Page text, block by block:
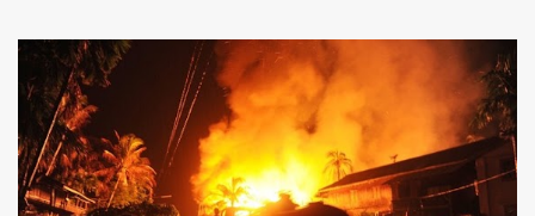
တယ္။ ပန္းပန္တယ္။ မိန္းကေလး အဝတ္အစားေတြကိုလည္း ခုိးဝတ္တ
ယ္။ မိန္းမစိတ္ရွိေတာ့ ရွိေပမယ့္ ကိုယ့္ကိုယ္ကို မိန္းမစိတ္ေပါက္မွန္း
သိတာက ၉ တန္း၊ ၁၀ တန္းေလာက္ကမွ။ ညီအစ္ကို ေမာင္နွမ အားလံုး ၆
ေယာက္ရွိတယ္။ အစ္ကို ၃ ေယာက္၊ အစ္မ ႏွစ္ေယာက္။ အစ္ကိုေတြက
လည္း သူ႔ အေပါင္းအသင္းနဲ႔ သူဆိုေတာ့ အမေတြနဲ႔ဘဲ ေပါ
င္းတယ္။ ျပီးေတာ့ အေဖကလည္း ေယာက္်ားဆုိ ေယာ